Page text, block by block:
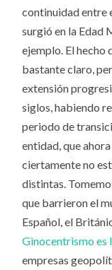
continuidad entre
surgió en la Edad
ejemplo. El hecho
bastante claro,
extensión
siglos, habiendo
periodo de
entidad, que
ciertamente no
distintas.
que barrieron el
Español, el
Ginocentrismo es
empresas